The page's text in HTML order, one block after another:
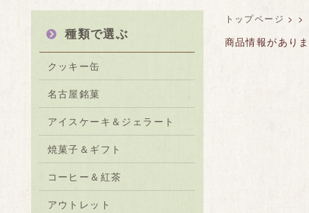
種類で選ぶ
クッキー缶
名古屋銘菓
アイスケーキ＆ジェラート
焼菓子＆ギフト
コーヒー＆紅茶
アウトレット
トップページ > >
商品情報があり